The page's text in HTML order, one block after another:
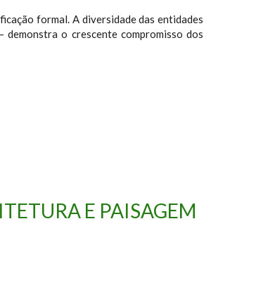
formal. A diversidade das entidades
o crescente compromisso dos
E PAISAGEM